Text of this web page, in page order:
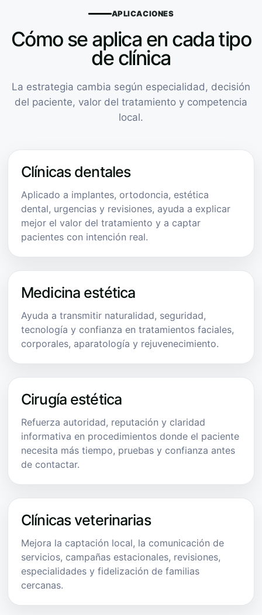
APLICACIONES
Cómo se aplica en cada tipo
de clínica
La estrategia cambia según especialidad, decisión
del paciente, valor del tratamiento y competencia
local.
Clínicas dentales
Aplicado a implantes, ortodoncia, estética
dental, urgencias y revisiones, ayuda a explicar
mejor el valor del tratamiento y a captar
pacientes con intención real.
Medicina estética
Ayuda a transmitir naturalidad, seguridad,
tecnología y confianza en tratamientos faciales,
corporales, aparatología y rejuvenecimiento.
Cirugía estética
Refuerza autoridad, reputación y claridad
informativa en procedimientos donde el paciente
necesita más tiempo, pruebas y confianza antes
de contactar.
Clínicas veterinarias
Mejora la captación local, la comunicación de
servicios, campañas estacionales, revisiones,
especialidades y fidelización de familias
cercanas.